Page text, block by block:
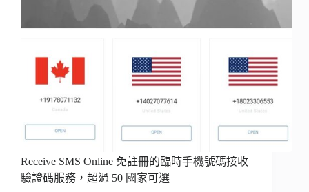
Receive SMS Online 免註冊的臨時手機號碼接收
驗證碼服務，超過 50 國家可選